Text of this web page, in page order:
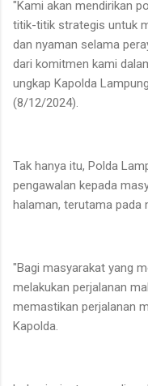
"Kami akan mendirikan
titik-titik strategis untuk
dan nyaman selama
dari komitmen kami
ungkap Kapolda
(8/12/2024).
Tak hanya itu, Polda
pengawalan kepada
halaman, terutama pada
"Bagi masyarakat yang
melakukan perjalanan
memastikan perjalanan
Kapolda.